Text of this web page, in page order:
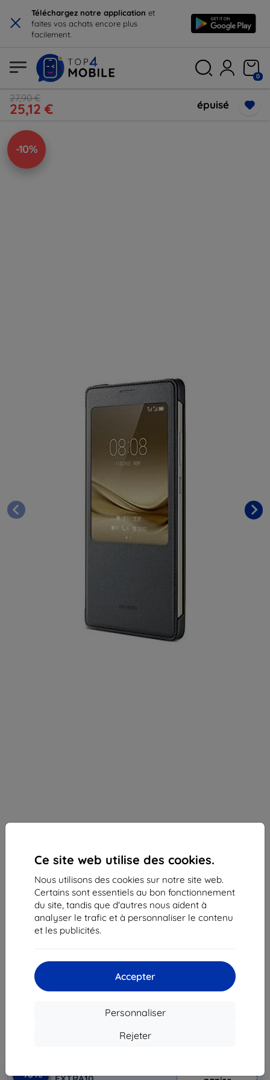
× Téléchargez notre application et
faites vos achats encore plus
facilement.
Ce site web utilise des cookies.
Nous utilisons des cookies sur notre site web.
Certains sont essentiels au bon fonctionnement
du site, tandis que d'autres nous aident à
analyser le trafic et à personnaliser le contenu
et les publicités.
Accepter
Personnaliser
Rejeter
0
27,90 €
25,12 € épuisé
-10%
Adapté pour: Huawei Mate 8
-10%